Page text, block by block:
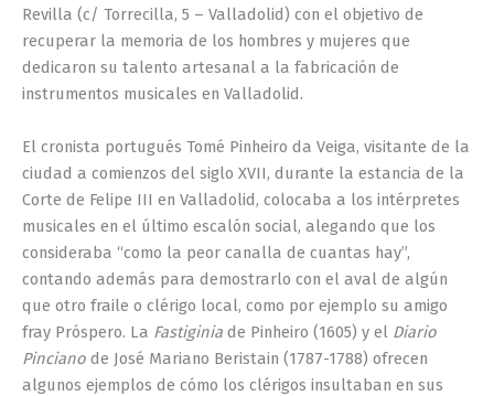
Revilla (c/ Torrecilla, 5 – Valladolid) con el objetivo de
recuperar la memoria de los hombres y mujeres que
dedicaron su talento artesanal a la fabricación de
instrumentos musicales en Valladolid.
El cronista portugués Tomé Pinheiro da Veiga, visitante de la
ciudad a comienzos del siglo XVII, durante la estancia de la
Corte de Felipe III en Valladolid, colocaba a los intérpretes
musicales en el último escalón social, alegando que los
consideraba “como la peor canalla de cuantas hay”,
contando además para demostrarlo con el aval de algún
que otro fraile o clérigo local, como por ejemplo su amigo
fray Próspero. La Fastiginia de Pinheiro (1605) y el Diario
Pinciano de José Mariano Beristain (1787-1788) ofrecen
algunos ejemplos de cómo los clérigos insultaban en sus